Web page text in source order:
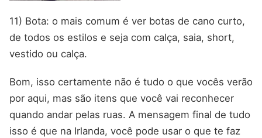
11) Bota: o mais comum é ver botas de cano curto,
de todos os estilos e seja com calça, saia, short,
vestido ou calça.
Bom, isso certamente não é tudo o que vocês verão
por aqui, mas são itens que você vai reconhecer
quando andar pelas ruas. A mensagem final de tudo
isso é que na Irlanda, você pode usar o que te faz